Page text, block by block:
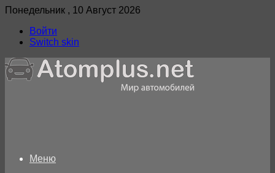
Понедельник , 10 Август 2026
Войти
Switch skin
Меню